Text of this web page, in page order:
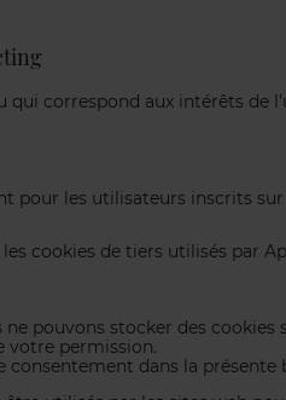
correspond aux intérêts de
pour les utilisateurs inscrits sur
cookies de tiers utilisés par
pouvons stocker des
votre permission.
dans la présente